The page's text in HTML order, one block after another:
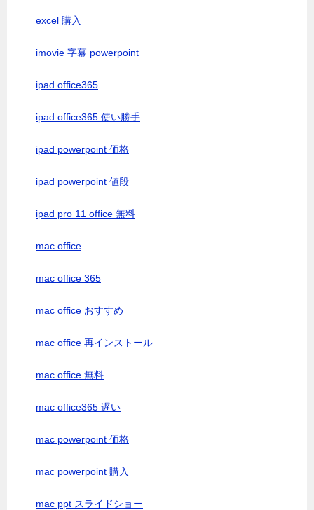
excel 購入
imovie 字幕 powerpoint
ipad office365
ipad office365 使い勝手
ipad powerpoint 価格
ipad powerpoint 値段
ipad pro 11 office 無料
mac office
mac office 365
mac office おすすめ
mac office 再インストール
mac office 無料
mac office365 遅い
mac powerpoint 価格
mac powerpoint 購入
mac ppt スライドショー